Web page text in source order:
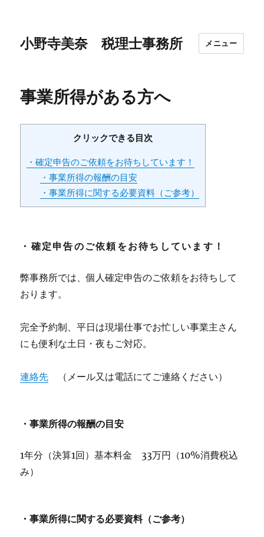
小野寺美奈 税理士事務所 メニュー
事業所得がある方へ
クリックできる目次
・確定申告のご依頼をお待ちしています！
・事業所得の報酬の目安
・事業所得に関する必要資料（ご参考）
・確定申告のご依頼をお待ちしています！
弊事務所では、個人確定申告のご依頼をお待ちして
おります。
完全予約制、平日は現場仕事でお忙しい事業主さん
にも便利な土日・夜もご対応。
連絡先 （メール又は電話にてご連絡ください）
・事業所得の報酬の目安
1年分（決算1回）基本料金 33万円（10%消費税込
み）
・事業所得に関する必要資料（ご参考）